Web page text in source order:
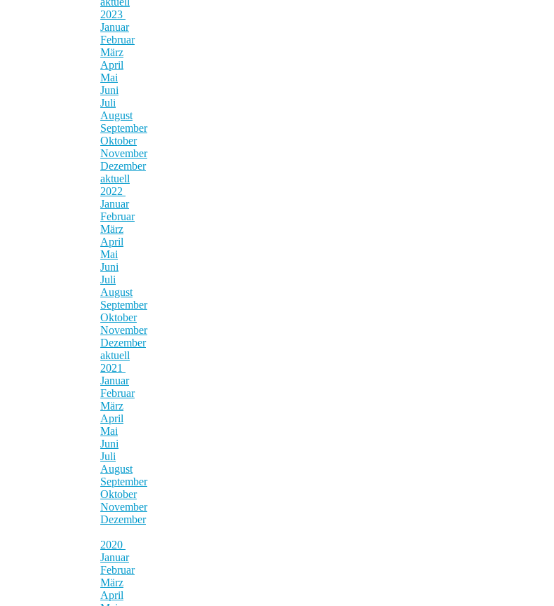
2023
Januar
Februar
März
April
Mai
Juni
Juli
August
September
Oktober
November
Dezember
aktuell
2022
Januar
Februar
März
April
Mai
Juni
Juli
August
September
Oktober
November
Dezember
aktuell
2021
Januar
Februar
März
April
Mai
Juni
Juli
August
September
Oktober
November
Dezember
2020
Januar
Februar
März
April